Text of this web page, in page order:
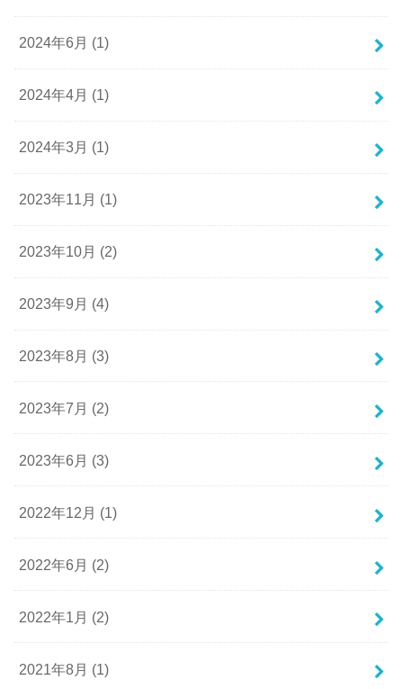
2024年6月 (1)
2024年4月 (1)
2024年3月 (1)
2023年11月 (1)
2023年10月 (2)
2023年9月 (4)
2023年8月 (3)
2023年7月 (2)
2023年6月 (3)
2022年12月 (1)
2022年6月 (2)
2022年1月 (2)
2021年8月 (1)